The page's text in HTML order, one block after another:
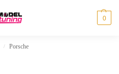
0
/ Porsche